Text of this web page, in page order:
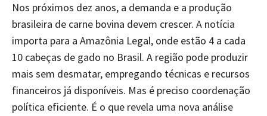
Nos próximos dez anos, a demanda e a produção
brasileira de carne bovina devem crescer. A notícia
importa para a Amazônia Legal, onde estão 4 a cada
10 cabeças de gado no Brasil. A região pode produzir
mais sem desmatar, empregando técnicas e recursos
financeiros já disponíveis. Mas é preciso coordenação
política eficiente. É o que revela uma nova análise